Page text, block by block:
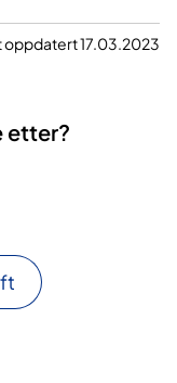
oppdatert 17.03.2023
etter?